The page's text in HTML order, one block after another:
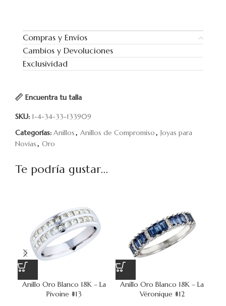
Encuentra tu talla
Compras y Envíos
Cambios y Devoluciones
Exclusividad
SKU: 1-4-34-33-133909
Categorías: Anillos, Anillos de Compromiso, Joyas para
Novias, Oro
Te podría gustar...
Anillo Oro Blanco 18K – La
Pivoine #13
Anillo Oro Blanco 18K – La
Véronique #12